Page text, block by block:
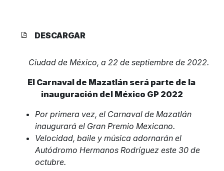
DESCARGAR
Ciudad de México, a 22 de septiembre de 2022.
El Carnaval de Mazatlán será parte de la
inauguración del México GP 2022
Por primera vez, el Carnaval de Mazatlán
inaugurará el Gran Premio Mexicano.
Velocidad, baile y música adornarán el
Autódromo Hermanos Rodríguez este 30 de
octubre.